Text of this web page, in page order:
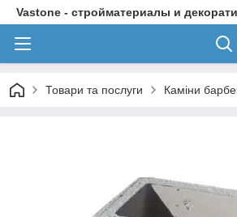
Vastone - стройматериалы и
Товари та послуги Каміни